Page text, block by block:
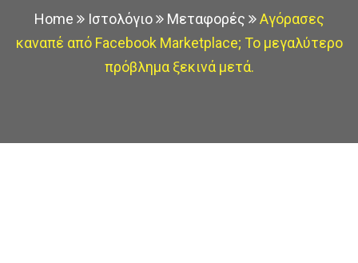
Home Ιστολόγιο Μεταφορές
Αγόρασες
καναπέ από Facebook Marketplace; Το μεγαλύτερο
πρόβλημα ξεκινά μετά.